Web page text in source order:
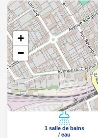
+
−
1 salle de bains
/ eau